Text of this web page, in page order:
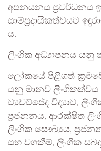
අපනයනය ප්‍රවර්ධනය
සාම්ප්‍රදායිකත්වයට
ය.
ලිංගික අධ්‍යාපනය යනු
ලෝකයේ පිළිගත්
යනු මානව ලිංගිකත්වය
ව්‍යවච්ඡේද විද්‍යාව,
ප්‍රජනනය, ආරක්ෂිත
ලිංගික සෞඛ්‍යය,
සහ වගකීම්, ලිංගික